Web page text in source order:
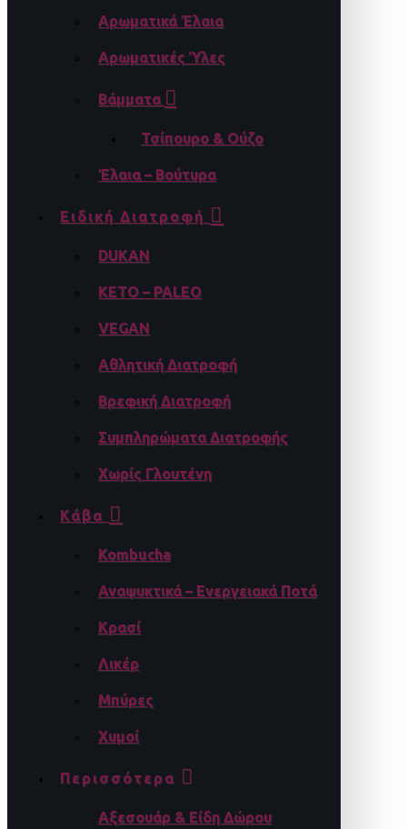
Αρωματικά Έλαια
Αρωματικές Ύλες
Βάμματα
Τσίπουρο & Ούζο
Έλαια – Βούτυρα
Ειδική Διατροφή
DUKAN
KETO – PALEO
VEGAN
Αθλητική Διατροφή
Βρεφική Διατροφή
Συμπληρώματα Διατροφής
Χωρίς Γλουτένη
Κάβα
Kombucha
Αναψυκτικά – Ενεργειακά Ποτά
Κρασί
Λικέρ
Μπύρες
Χυμοί
Περισσότερα
Αξεσουάρ & Είδη Δώρου